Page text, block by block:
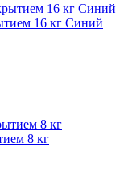
16 кг Синий
8 кг